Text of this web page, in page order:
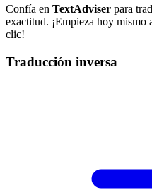
Confía en TextAdviser para
exactitud. ¡Empieza hoy mismo
clic!
Traducción inversa